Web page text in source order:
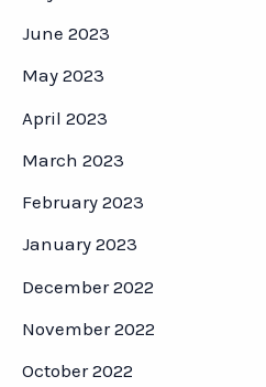
June 2023
May 2023
April 2023
March 2023
February 2023
January 2023
December 2022
November 2022
October 2022